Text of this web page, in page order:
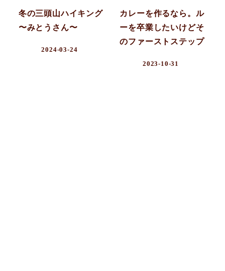
冬の三頭山ハイキング
〜みとうさん〜
2024-03-24
カレーを作るなら。ル
ーを卒業したいけどそ
のファーストステップ
2023-10-31